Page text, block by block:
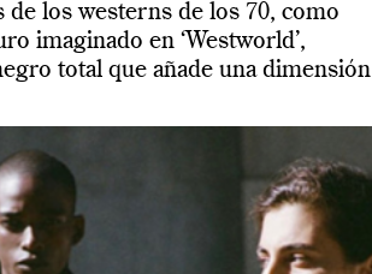
de los westerns de los 70, como
imaginado en ‘Westworld’,
total que añade una dimensión